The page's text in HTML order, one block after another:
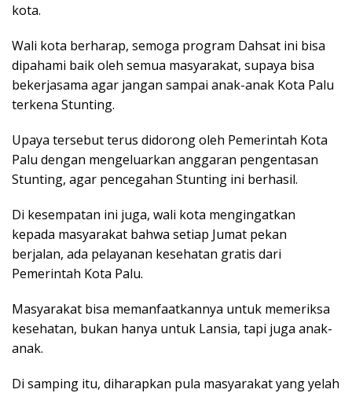
kota.
Wali kota berharap, semoga program Dahsat ini bisa
dipahami baik oleh semua masyarakat, supaya bisa
bekerjasama agar jangan sampai anak-anak Kota Palu
terkena Stunting.
Upaya tersebut terus didorong oleh Pemerintah Kota
Palu dengan mengeluarkan anggaran pengentasan
Stunting, agar pencegahan Stunting ini berhasil.
Di kesempatan ini juga, wali kota mengingatkan
kepada masyarakat bahwa setiap Jumat pekan
berjalan, ada pelayanan kesehatan gratis dari
Pemerintah Kota Palu.
Masyarakat bisa memanfaatkannya untuk memeriksa
kesehatan, bukan hanya untuk Lansia, tapi juga anak-
anak.
Di samping itu, diharapkan pula masyarakat yang yelah